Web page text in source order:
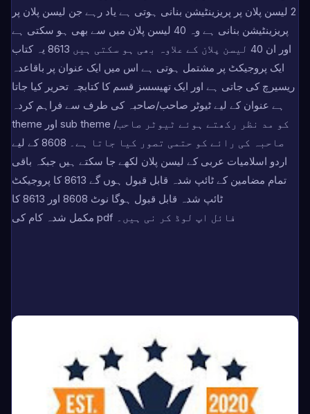
2 لیسن پلان پر پریزینٹیشن بنانی ہوتی ہے یاد رہے جن لیسن پلان پر
پریزینٹیشن بنانی ہے وہ 40 لیسن پلان میں سے بھی ہو سکتی ہے
اور ان 40 لیسن پلان کے علاوہ بھی ہو سکتی ہیں 8613 یہ کتاب
ایک پروجیکٹ پر مشتمل ہوتی ہے اس میں ایک عنوان پر باقاعدہ
ریسیرچ کی جاتی ہے اور ایک تھیسسز قسم کا کتابچہ تحریر کیا جاتا
ہے عنوان کے لیے ٹیوٹر صاحب/صاحبہ کی طرف سے فراہم کردہ
theme اور sub theme کو مد نظر رکھتے ہوئے ٹیوٹر صاحب/
صاحبہ کی رائے کو حتمی تصور کیا جاتا ہے۔ 8608 کے لیے
اردو اسلامیات عربی کے لیسن پلان لکھے جا سکتے ہیں جبکہ باقی
تمام مضامین کے ٹائپ شدہ قابل قبول ہوں گے 8613 کا پروجیکٹ
مکمل شدہ کام کی pdf فائل اپ لوڈ کر نی ہیں۔